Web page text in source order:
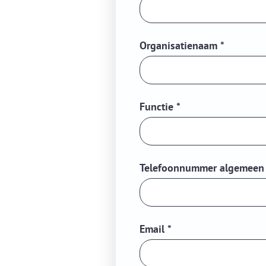
Organisatienaam *
Functie *
Telefoonnummer
Email*